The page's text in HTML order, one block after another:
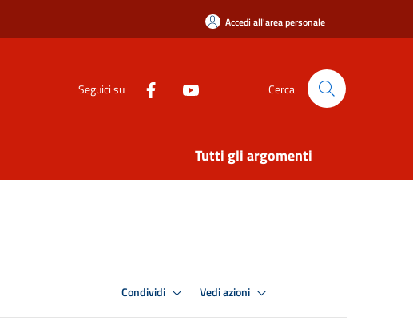
Accedi all'area personale
Seguici su Cerca
Tutti gli argomenti
Condividi Vedi azioni